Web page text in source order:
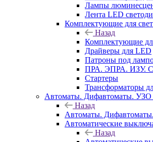
Лампы
Лента LED
Комплектующие для
Назад
Комплектующие
Драйверы для LED
Патроны под
ПРА. ЭПРА. ИЗУ.
Стартеры
Трансформаторы
Автоматы. Дифавтоматы. УЗО
Назад
Автоматы.
Автоматические
Назад